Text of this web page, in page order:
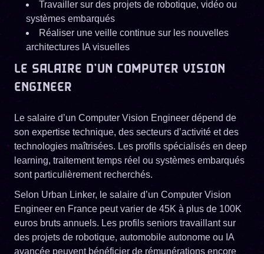
Travailler sur des projets de robotique, vidéo ou
systèmes embarqués
Réaliser une veille continue sur les nouvelles
architectures IA visuelles
LE SALAIRE D’UN COMPUTER VISION
ENGINEER
Le salaire d’un Computer Vision Engineer dépend de
son expertise technique, des secteurs d’activité et des
technologies maîtrisées. Les profils spécialisés en deep
learning, traitement temps réel ou systèmes embarqués
sont particulièrement recherchés.
Selon Urban Linker, le salaire d’un Computer Vision
Engineer en France peut varier de 45K à plus de 100K
euros bruts annuels. Les profils seniors travaillant sur
des projets de robotique, automobile autonome ou IA
avancée peuvent bénéficier de rémunérations encore